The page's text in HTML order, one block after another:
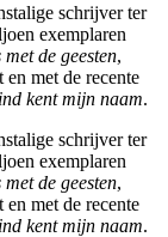
schrijver ter
exemplaren
de geesten,
en met de recente
kent mijn naam.
schrijver ter
exemplaren
de geesten,
en met de recente
kent mijn naam.